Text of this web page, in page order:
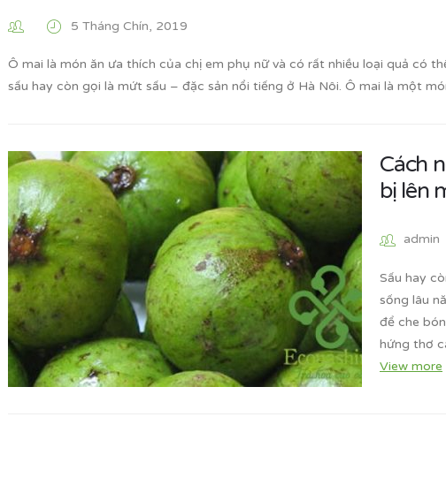
5 Tháng Chín, 2019
Ô mai là món ăn ưa thích của chị em phụ nữ và có rất nhiều loại quả có
sấu hay còn gọi là mứt sấu – đặc sản nổi tiếng ở Hà Nôi. Ô mai là một
Cách
bị lên
admin
Sấu hay
sống lâu
để che
hứng thơ
View more